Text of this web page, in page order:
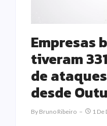
Empresas
tiveram
de
desde
By Bruno Ribeiro 1